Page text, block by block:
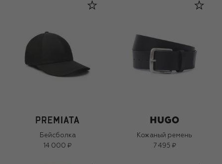
Бейсболка
14 000 ₽
Кожаный ремень
7 495 ₽